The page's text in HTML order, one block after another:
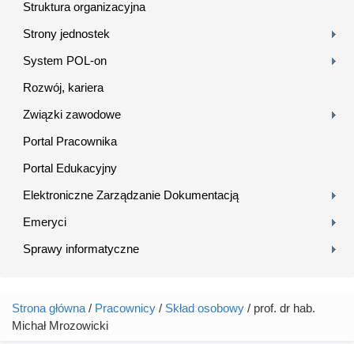
Struktura organizacyjna
Strony jednostek
System POL-on
Rozwój, kariera
Związki zawodowe
Portal Pracownika
Portal Edukacyjny
Elektroniczne Zarządzanie Dokumentacją
Emeryci
Sprawy informatyczne
Jesteś tutaj
Strona główna / Pracownicy / Skład osobowy / prof. dr hab.
Michał Mrozowicki